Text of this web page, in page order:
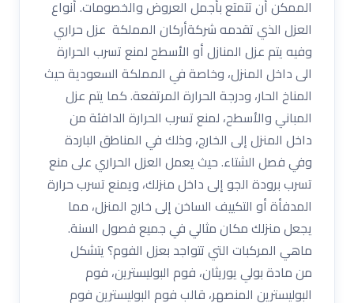
الممكن أن تتمتع بأجمل العروض والخصومات. أنواع
العزل الذي تقدمه شركةأركان المملكة عزل حراري
وفيه يتم عزل المنازل أو الأسطح لمنع تسرب الحرارة
الى داخل المنزل، وخاصة في المملكة السعودية حيث
المناخ الحار، ودرجة الحرارة المرتفعة. كما يتم عزل
المباني والأسطح، لمنع تسرب الحرارة الدافئة من
داخل المنزل إلى الخارج، وذلك في المناطق الباردة
وفي فصل الشتاء. حيث يعمل العزل الحراري على منع
تسرب برودة الجو إلى داخل منزلك، ويمنع تسرب حرارة
المدفأة أو التكييف الساخن إلى خارج المنزل، مما
يجعل منزلك مكان مثالي في جميع فصول السنة.
ماهي المركبات التي تتواجد بعزل الفوم؟ يتشكل
من مادة بولي يوريثان، فوم البوليسترين، فوم
البوليسترين المنصهر، قالب فوم البوليسترين فوم